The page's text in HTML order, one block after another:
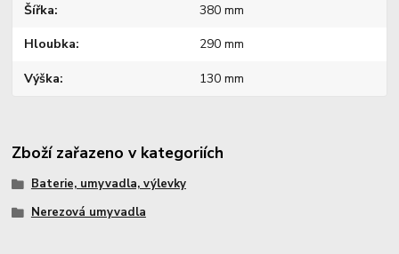
Šířka 380 mm
Hloubka 290 mm
Výška 130 mm
Zboží zařazeno v kategoriích
Baterie, umyvadla, výlevky
Nerezová umyvadla